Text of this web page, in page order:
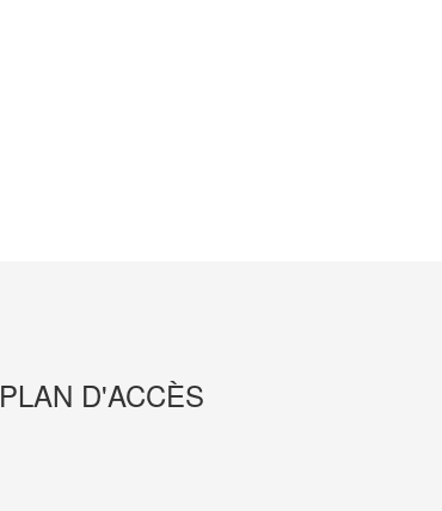
PLAN D'ACCÈS